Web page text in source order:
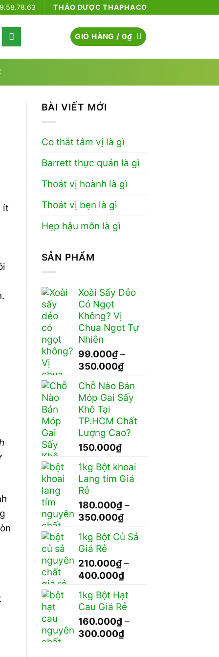
THẢO DƯỢC THAPHACO
GIỎ HÀNG /0₫
ít
BÀI VIẾT MỚI
Co thắt tâm vị là gì
Barrett thực quản là gì
Thoát vị hoành là gì
Thoát vị bẹn là gì
Hẹp hậu môn là gì
SẢN PHẨM
Xoài Sấy Dẻo
Có Ngọt
Không? Vị
Chua Ngọt Tự
Nhiên
99.000₫ –
350.000₫Khoảng
từ
99.000₫
đến
350.000₫
Chỗ Nào Bán
Móp Gai Sấy
Khô Tại
TP.HCM Chất
Lượng Cao?
150.000₫
1kg Bột khoai
Lang tím Giá
Rẻ
180.000₫ –
350.000₫Khoảng
từ
đến
350.000₫
1kg Bột Củ Sả
Giá Rẻ
210.000₫ –
400.000₫Khoảng
từ
210.000₫
đến
400.000₫
1kg Bột Hạt
Cau Giá Rẻ
160.000₫ –
300.000₫Khoảng